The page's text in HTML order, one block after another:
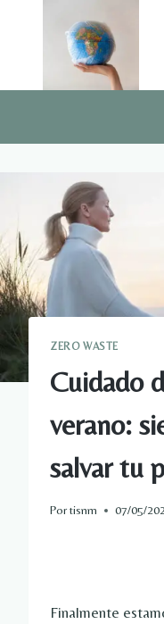
ZERO WASTE
Cuidado
verano:
salvar tu
Portisnm 07/05/
Finalmente